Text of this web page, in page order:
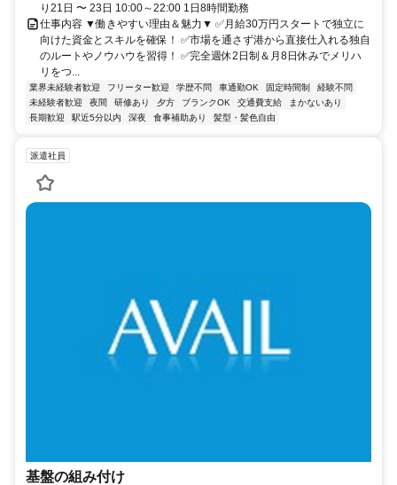
り21日 〜 23日 10:00～22:00 1日8時間勤務
仕事内容 ▼働きやすい理由＆魅力▼ ✅月給30万円スタートで独立に
向けた資金とスキルを確保！ ✅市場を通さず港から直接仕入れる独自
のルートやノウハウを習得！ ✅完全週休2日制＆月8日休みでメリハ
リをつ...
業界未経験者歓迎 フリーター歓迎 学歴不問 車通勤OK 固定時間制
経験不問
未経験者歓迎
夜間 研修あり 夕方 ブランクOK 交通費支給
まかないあり
長期歓迎
駅近5分以内 深夜 食事補助あり 髪型・髪色自由
派遣社員
基盤の組み付け